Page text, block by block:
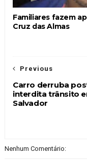
Familiares fazem
Cruz das Almas
Previous
Carro derruba
interdita trânsito
Salvador
Nenhum Comentário: